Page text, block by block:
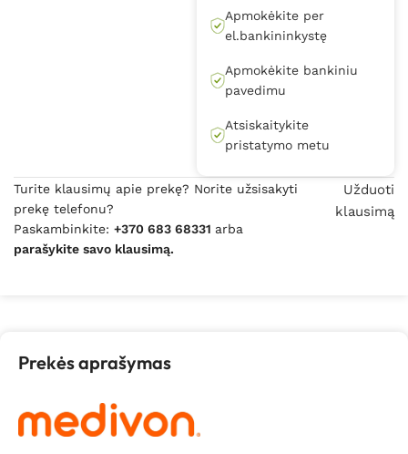
Apmokėkite per
el.bankininkystę
Apmokėkite bankiniu
pavedimu
Atsiskaitykite
pristatymo metu
Turite klausimų apie prekę? Norite užsisakyti
prekę telefonu?
Paskambinkite: +370 683 68331 arba
parašykite savo klausimą.
Užduoti
klausimą
Prekės aprašymas